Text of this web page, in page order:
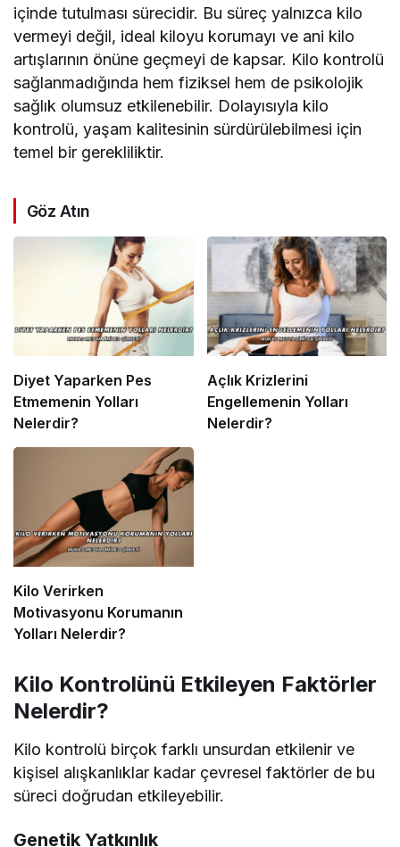
içinde tutulması sürecidir. Bu süreç yalnızca kilo
vermeyi değil, ideal kiloyu korumayı ve ani kilo
artışlarının önüne geçmeyi de kapsar. Kilo kontrolü
sağlanmadığında hem fiziksel hem de psikolojik
sağlık olumsuz etkilenebilir. Dolayısıyla kilo
kontrolü, yaşam kalitesinin sürdürülebilmesi için
temel bir gerekliliktir.
Göz Atın
Diyet Yaparken Pes
Etmemenin Yolları
Nelerdir?
Açlık Krizlerini
Engellemenin Yolları
Nelerdir?
Kilo Verirken
Motivasyonu Korumanın
Yolları Nelerdir?
Kilo Kontrolünü Etkileyen Faktörler
Nelerdir?
Kilo kontrolü birçok farklı unsurdan etkilenir ve
kişisel alışkanlıklar kadar çevresel faktörler de bu
süreci doğrudan etkileyebilir.
Genetik Yatkınlık